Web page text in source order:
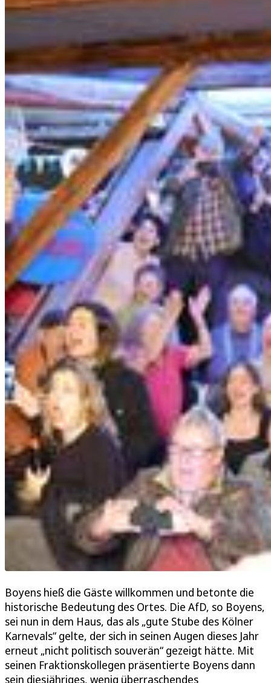
Boyens hieß die Gäste willkommen und betonte die
historische Bedeutung des Ortes. Die AfD, so Boyens,
sei nun in dem Haus, das als „gute Stube des Kölner
Karnevals“ gelte, der sich in seinen Augen dieses Jahr
erneut „nicht politisch souverän“ gezeigt hätte. Mit
seinen Fraktionskollegen präsentierte Boyens dann
sein diesjähriges, wenig überraschendes